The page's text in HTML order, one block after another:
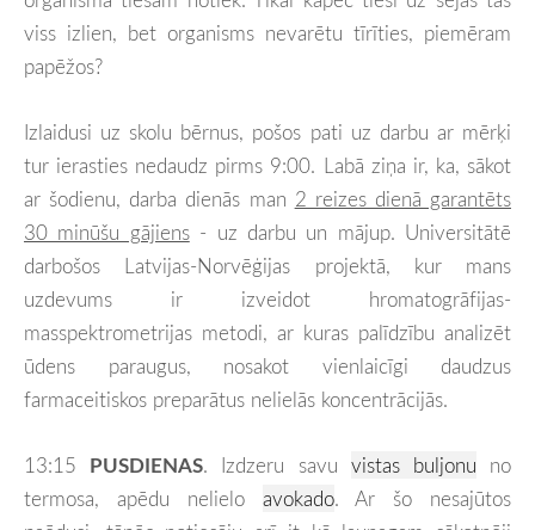
viss izlien, bet organisms nevarētu tīrīties, piemēram
papēžos?
Izlaidusi uz skolu bērnus, pošos pati uz darbu ar mērķi
tur ierasties nedaudz pirms 9:00. Labā ziņa ir, ka, sākot
ar šodienu, darba dienās man 2 reizes dienā garantēts
30 minūšu gājiens- uz darbu un mājup. Universitātē
darbošos Latvijas-Norvēģijas projektā, kur mans
uzdevums ir izveidot hromatogrāfijas-
masspektrometrijas metodi, ar kuras palīdzību analizēt
ūdens paraugus, nosakot vienlaicīgi daudzus
farmaceitiskos preparātus nelielās koncentrācijās.
13:15 PUSDIENAS. Izdzeru savu vistas buljonu no
termosa, apēdu nelielo avokado. Ar šo nesajūtos